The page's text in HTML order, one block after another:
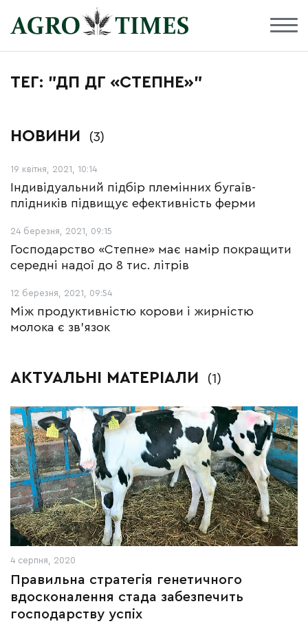
ТЕГ: "ДП ДГ «СТЕПНЕ»"
НОВИНИ (3)
19 квітня, 2021, 10:14
Індивідуальний підбір племінних бугаїв-
плідників підвищує ефективність ферми
24 березня, 2021, 09:15
Господарство «Степне» має намір покращити
середні надої до 8 тис. літрів
12 березня, 2021, 09:54
Між продуктивністю корови і жирністю
молока є зв’язок
АКТУАЛЬНІ МАТЕРІАЛИ (1)
4 серпня, 2020
Правильна стратегія генетичного
вдосконалення стада забезпечить
господарству успіх